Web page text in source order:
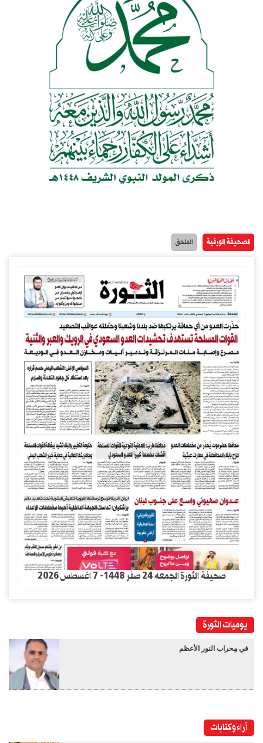
الصحيفة الورقية الملحق
صحيفة الثورة الجمعه 24 صفر 1448- 7 اغسطس 2026
يوميات الثورة
في مِحراب النور الأعظم
آراء وكتابات